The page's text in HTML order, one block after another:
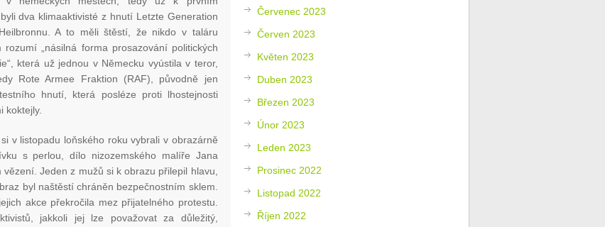
dva klimaaktivisté z hnutí Letzte Generation
A to měli štěstí, že nikdo v taláru
„násilná forma prosazování politických
která už jednou v Německu vyústila v teror,
Rote Armee Fraktion (RAF), původně jen
hnutí, která posléze proti lhostejnosti
koktejly.
v listopadu loňského roku vybrali v obrazárně
s perlou, dílo nizozemského malíře Jana
Jeden z mužů si k obrazu přilepil hlavu,
byl naštěstí chráněn bezpečnostním sklem.
akce překročila mez přijatelného protestu.
jakkoli jej lze považovat za důležitý,
Červenec 2023
Červen 2023
Květen 2023
Duben 2023
Březen 2023
Únor 2023
Leden 2023
Prosinec 2022
Listopad 2022
Říjen 2022